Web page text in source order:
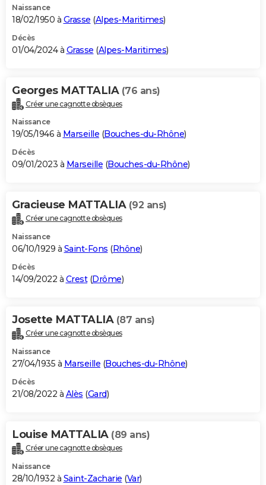
Naissance
18/02/1950 à Grasse (Alpes-Maritimes)
Décès
01/04/2024 à Grasse (Alpes-Maritimes)
Georges MATTALIA (76 ans)
Créer une cagnotte obsèques
Naissance
19/05/1946 à Marseille (Bouches-du-Rhône)
Décès
09/01/2023 à Marseille (Bouches-du-Rhône)
Gracieuse MATTALIA (92 ans)
Créer une cagnotte obsèques
Naissance
06/10/1929 à Saint-Fons (Rhône)
Décès
14/09/2022 à Crest(Drôme)
Josette MATTALIA (87 ans)
Créer une cagnotte obsèques
Naissance
27/04/1935 à Marseille (Bouches-du-Rhône)
Décès
21/08/2022 à Alès (Gard)
Louise MATTALIA (89 ans)
Créer une cagnotte obsèques
Naissance
28/10/1932 à Saint-Zacharie (Var)